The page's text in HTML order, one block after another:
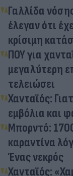
Γαλλίδα
έλεγαν ότι
κρίσιμη
ΠΟΥ για
μεγαλύτερη
τελειώσει
Χανταϊός:
εμβόλια και
Μπορντό:
καραντίνα
Ένας νεκρός
Χανταϊός: